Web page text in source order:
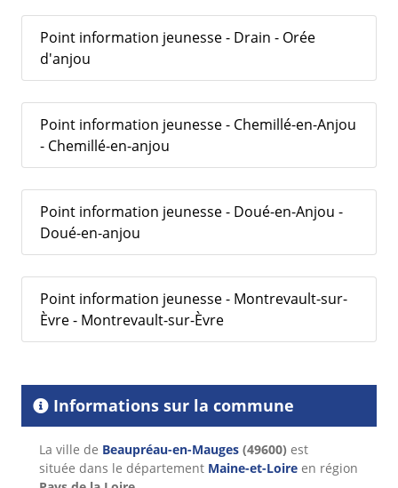
Point information jeunesse - Drain - Orée
d'anjou
Point information jeunesse - Chemillé-en-Anjou
- Chemillé-en-anjou
Point information jeunesse - Doué-en-Anjou -
Doué-en-anjou
Point information jeunesse - Montrevault-sur-
Èvre - Montrevault-sur-Èvre
Informations sur la commune
La ville de Beaupréau-en-Mauges (49600) est
située dans le département Maine-et-Loire en région